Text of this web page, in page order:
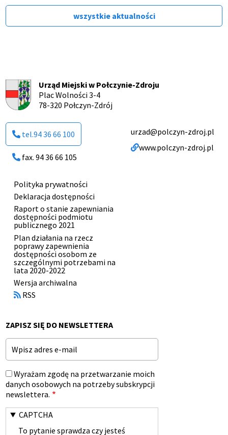
wszystkie aktualności
Urząd Miejski w Połczynie-Zdroju
Plac Wolności 3-4
78-320 Połczyn-Zdrój
tel.94 36 66 100
fax. 94 36 66 105
urzad@polczyn-zdroj.pl
www.polczyn-zdroj.pl
Menu
stopki
Polityka prywatności
Deklaracja dostępności
Raport o stanie zapewniania
dostępności podmiotu
publicznego 2021
Plan działania na rzecz
poprawy zapewnienia
dostępności osobom ze
szczególnymi potrzebami na
lata 2020-2022
Otworzy
się
w
Wersja archiwalna
RSS
ZAPISZ SIĘ DO NEWSLETTERA
Email
Wyrażam zgodę na przetwarzanie moich
danych osobowych na potrzeby subskrypcji
newslettera.
CAPTCHA
To pytanie sprawdza czy jesteś